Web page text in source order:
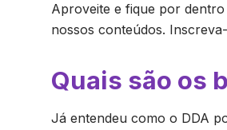
Aproveite e fique por
nossos conteúdos.
Quais são os
Já entendeu como o DDA